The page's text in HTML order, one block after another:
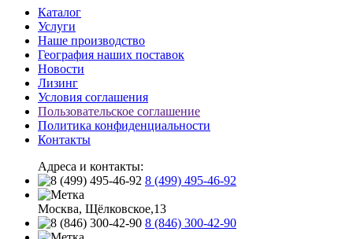
Каталог
Услуги
Наше производство
География наших поставок
Новости
Лизинг
Условия соглашения
Пользовательское соглашение
Политика конфиденциальности
Контакты
Адреса и контакты:
8 (499) 495-46-92
Москва, Щёлковское,13
8 (846) 300-42-90